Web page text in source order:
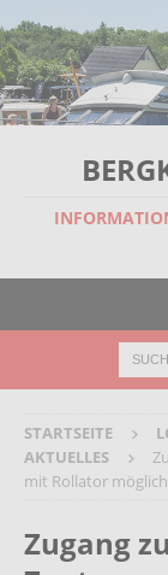
STARTSEITE
AKTUELLES
mit Rollator möglich
Zugang